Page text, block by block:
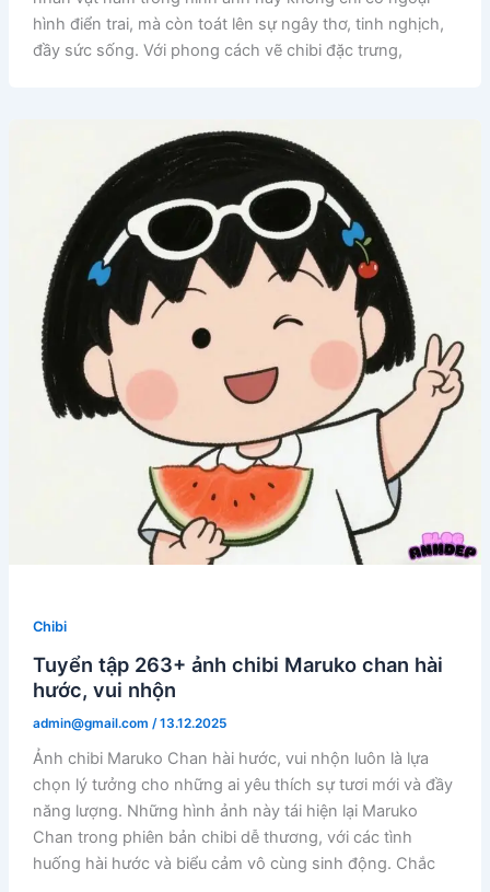
hình điển trai, mà còn toát lên sự ngây thơ, tinh nghịch,
đầy sức sống. Với phong cách vẽ chibi đặc trưng,
Chibi
Tuyển tập 263+ ảnh chibi Maruko chan hài
hước, vui nhộn
admin@gmail.com /13.12.2025
Ảnh chibi Maruko Chan hài hước, vui nhộn luôn là lựa
chọn lý tưởng cho những ai yêu thích sự tươi mới và đầy
năng lượng. Những hình ảnh này tái hiện lại Maruko
Chan trong phiên bản chibi dễ thương, với các tình
huống hài hước và biểu cảm vô cùng sinh động. Chắc